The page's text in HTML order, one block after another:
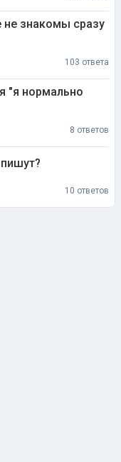
знакомы сразу
103 ответа
"я нормально
8 ответов
10 ответов